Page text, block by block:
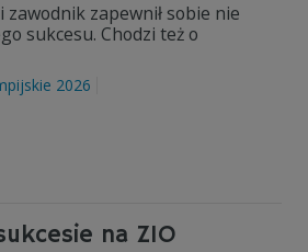
zapewnił sobie nie
sukcesu. Chodzi też o
2026
na ZIO